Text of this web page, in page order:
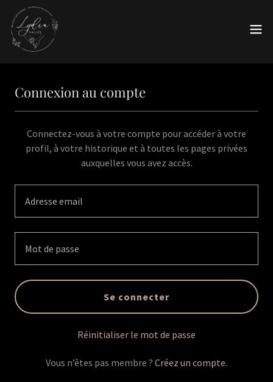
Connexion au compte
Connectez-vous à votre compte pour accéder à votre
profil, à votre historique et à toutes les pages privées
auxquelles vous avez accès.
Se connecter
Réinitialiser le mot de passe
Vous n’êtes pas membre ? Créez un compte.